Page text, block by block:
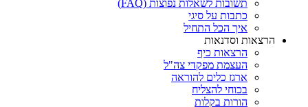
תשובות לשאלות נפוצות (FAQ)
כתבות על סיגי
איך הכל התחיל
הרצאות וסדנאות
הרצאות כיף
העצמת מפקדי צה"ל
ארגז כלים להוראה
בכוחי להצליח
הורות בקלות